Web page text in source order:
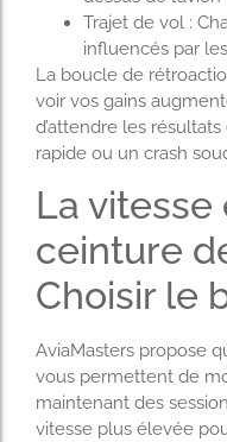
Trajet de vol :
influencés par
La boucle de
voir vos gains
d’attendre les
rapide ou un crash
La vitesse
ceinture
Choisir le
AviaMasters propose
vous permettent de
maintenant des
vitesse plus élevée